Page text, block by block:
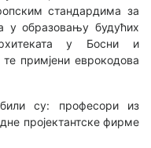
стандардима за
у образовању будућих
у Босни и
примјени еврокодова
су: професори из
пројектантске фирме